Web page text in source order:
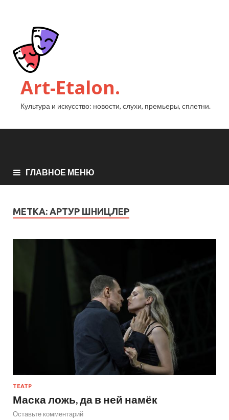
Art-Etalon.
Культура и искусство: новости, слухи, премьеры, сплетни.
ГЛАВНОЕ МЕНЮ
МЕТКА: АРТУР ШНИЦЛЕР
ТЕАТР
Маска ложь, да в ней намёк
Оставьте комментарий